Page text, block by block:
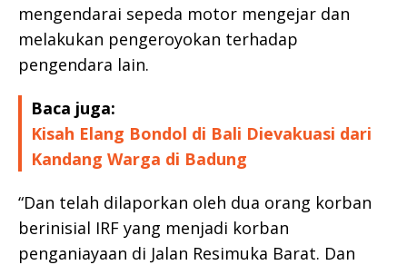
mengendarai sepeda motor mengejar dan
melakukan pengeroyokan terhadap
pengendara lain.
Baca juga:
Kisah Elang Bondol di Bali Dievakuasi dari
Kandang Warga di Badung
“Dan telah dilaporkan oleh dua orang korban
berinisial IRF yang menjadi korban
penganiayaan di Jalan Resimuka Barat. Dan